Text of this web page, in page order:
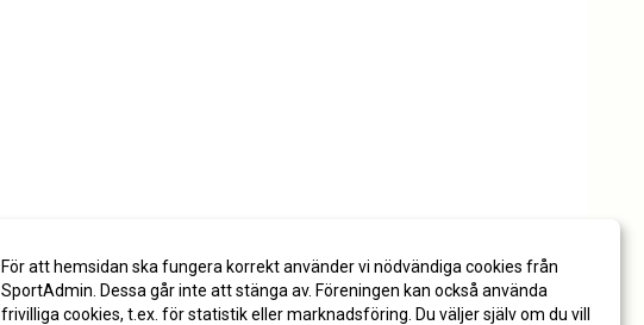
För att hemsidan ska fungera korrekt använder vi nödvändiga cookies från
SportAdmin. Dessa går inte att stänga av. Föreningen kan också använda
frivilliga cookies, t.ex. för statistik eller marknadsföring. Du väljer själv om du vill